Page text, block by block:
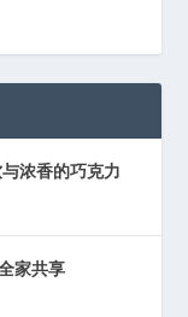
浓香的巧克力
家共享